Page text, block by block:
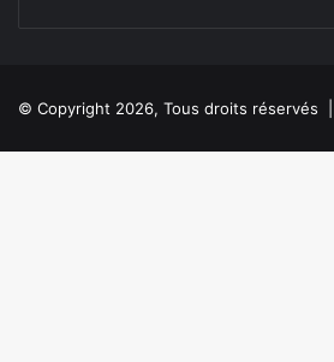
© Copyright 2026, Tous droits réservés |